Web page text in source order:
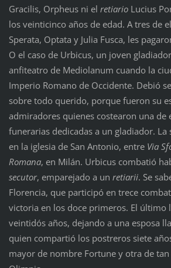
Gracilis, Orpheus ni el retiarioLucius
los veinticinco años de edad. A tres de
Sperata, Optata y Julia Fusca, les
O el caso de Urbicus, un joven
anfiteatro de Mediolanum cuando la
Imperio Romano de Occidente. Debió
sobre todo querido, porque fueron su
admiradores quienes costearon una de
funerarias dedicadas a un gladiador. La
en la iglesia de San Antonio, entre Via
Romana, en Milán. Urbicus combatió
secutor, emparejado a un retiarii. Se
Florencia, que participó en trece
victoria en los doce primeros. El último
veintidós años, dejando a una esposa
quien compartió los postreros siete
mayor de nombre Fortune y otra de tan